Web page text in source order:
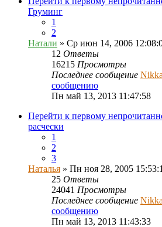
Груминг
1
2
Натали » Ср июн 14, 2006
12 Ответы
16215 Просмотры
Последнее сообщение Nikka
сообщению
Пн май 13, 2013 11:47:58
Перейти к первому
расчески
1
2
3
Наталья » Пн ноя 28, 2005
25 Ответы
24041 Просмотры
Последнее сообщение Nikka
сообщению
Пн май 13, 2013 11:43:33